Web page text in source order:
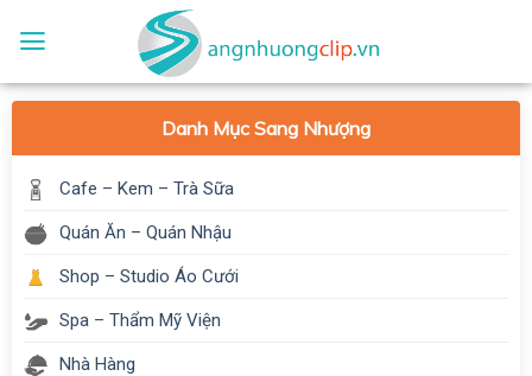
Danh Mục Sang Nhượng
Cafe – Kem – Trà Sữa
Quán Ăn – Quán Nhậu
Shop – Studio Áo Cưới
Spa – Thẩm Mỹ Viện
Nhà Hàng